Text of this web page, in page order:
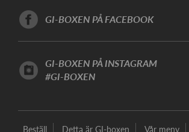
GI-BOXEN PÅ FACEBOOK
GI-BOXEN PÅ INSTAGRAM
#GI-BOXEN
Beställ Detta är GI-boxen Vår meny